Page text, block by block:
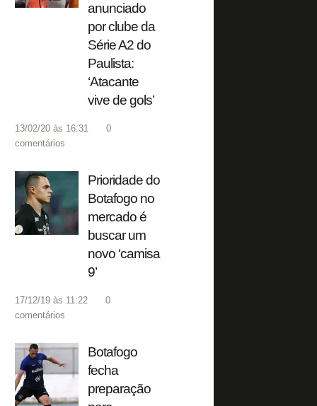
anunciado
por clube da
Série A2 do
Paulista:
‘Atacante
vive de gols’
13/02/20 às 16:31
0
comentários
Prioridade do
Botafogo no
mercado é
buscar um
novo ‘camisa
9’
17/12/19 às 11:22
0
comentários
Botafogo
fecha
preparação